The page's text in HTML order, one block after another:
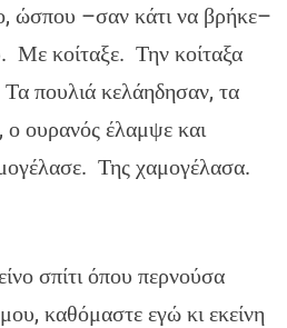
ώσπου –σαν κάτι να βρήκε–
Με κοίταξε. Την κοίταξα
πουλιά κελάηδησαν, τα
ο ουρανός έλαμψε και
Της χαμογέλασα.
σπίτι όπου περνούσα
καθόμαστε εγώ κι εκείνη